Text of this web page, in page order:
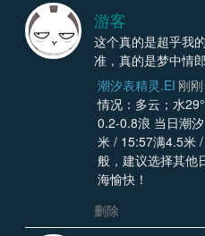
游客
这个真的是超乎我
准，真的是梦中情
潮汐表精灵.EI 刚刚
情况：多云；水
0.2-0.8浪 当日潮
米 / 15:57满4.5米
般，建议选择其他
海愉快！
删除